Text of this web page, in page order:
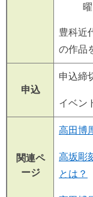
豊科近
の作品
申込
申込締
イベン
関連ペ
ージ
高田博
高坂彫
とは？